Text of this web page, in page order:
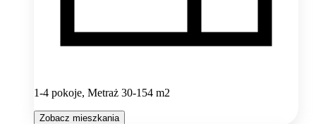
1-4 pokoje, Metraż 30-154 m2
Zobacz mieszkania